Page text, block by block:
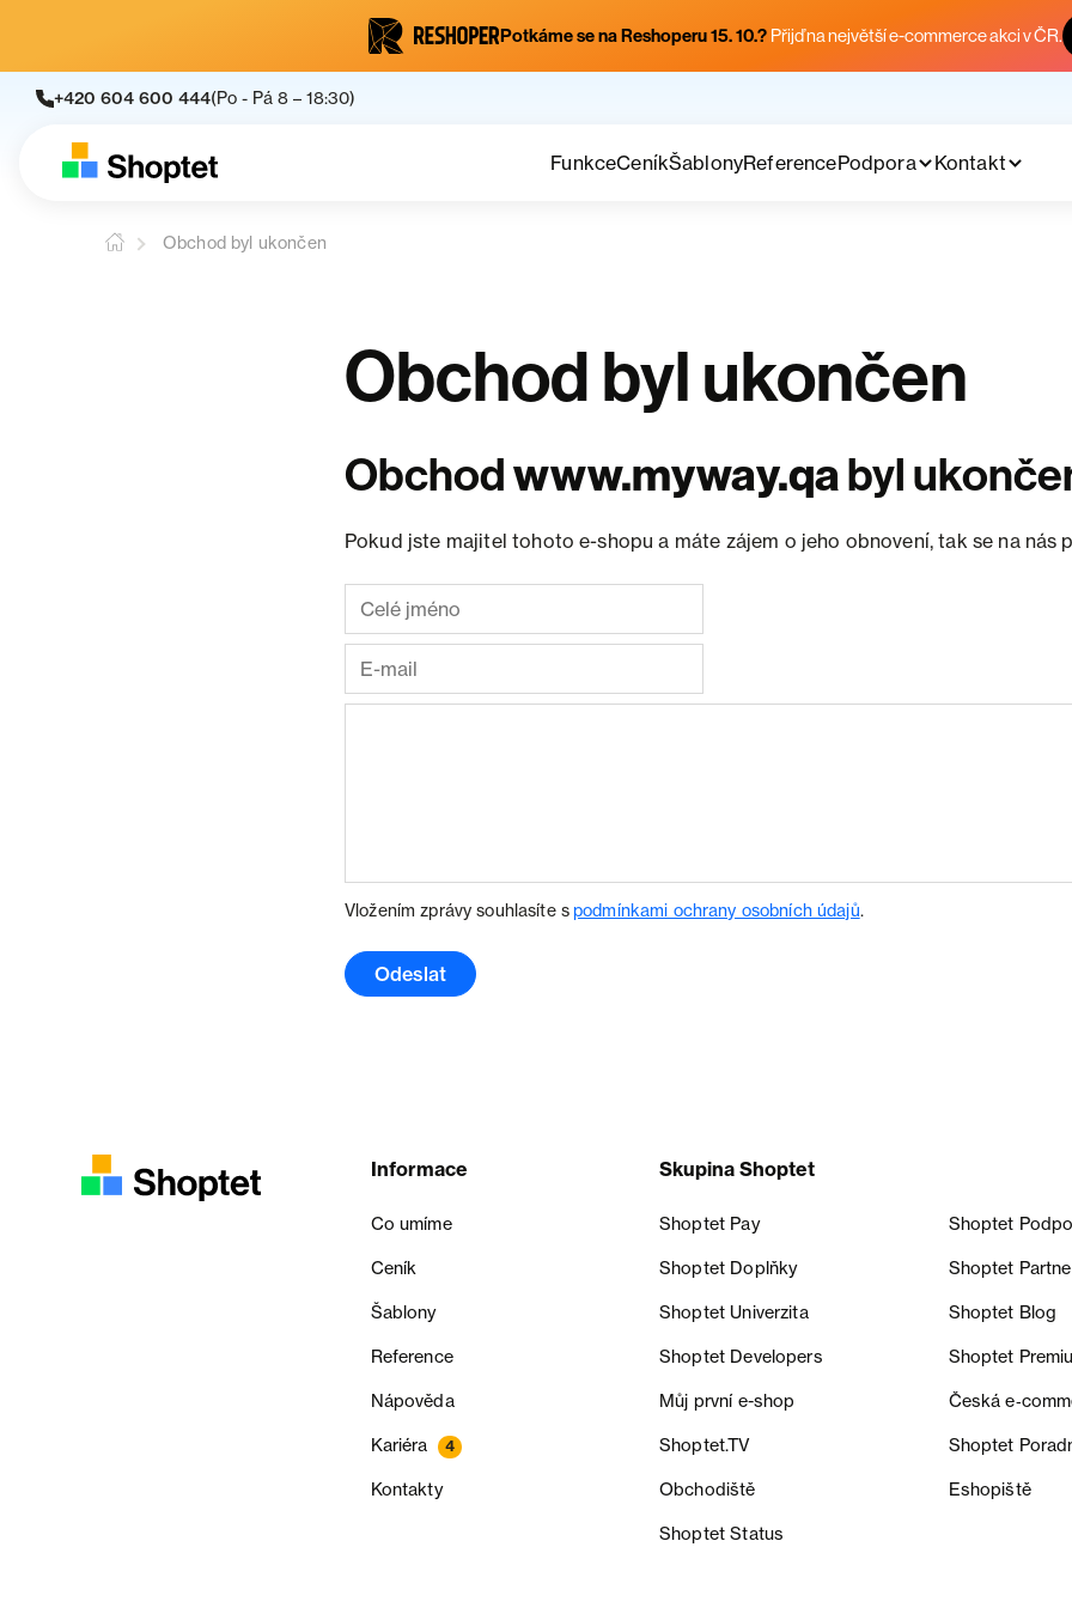
Potkáme se na Reshoperu 15. 10.? Přijď na největší e-commerce akci v ČR.
+420 604 600 444(Po - Pá 8 – 18:30)
FunkceCeníkŠablonyReferencePodpora Kontakt
Obchod byl ukončen
Obchod byl ukončen
Obchodwww.myway.qabyl
Pokud jste majitel tohoto e-shopu a máte zájem o jeho obnovení, tak se na nás
Vložením zprávy souhlasíte spodmínkami ochrany osobních údajů.
Odeslat
Informace
Co umíme
Ceník
Šablony
Reference
Nápověda
Kariéra 4
Kontakty
Skupina Shoptet
Shoptet Pay Shoptet
Shoptet Doplňky Shoptet
Shoptet Univerzita Shoptet Blog
Shoptet Developers Shoptet
Můj první e-shop Česká
Shoptet.TV Shoptet
Obchodiště Eshopiště
Shoptet Status